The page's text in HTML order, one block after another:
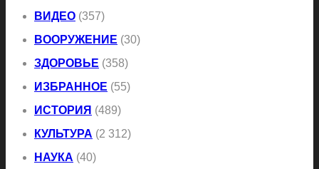
ВИДЕО (357)
ВООРУЖЕНИЕ (30)
ЗДОРОВЬЕ (358)
ИЗБРАННОЕ (55)
ИСТОРИЯ (489)
КУЛЬТУРА (2 312)
НАУКА (40)